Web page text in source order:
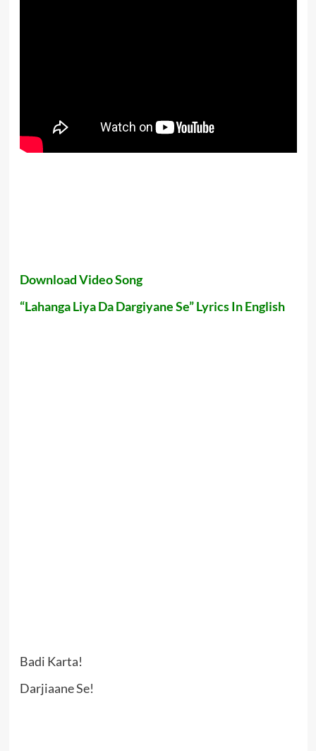
Download Video Song
“Lahanga Liya Da Dargiyane Se” Lyrics In English
Badi Karta!
Darjiaane Se!